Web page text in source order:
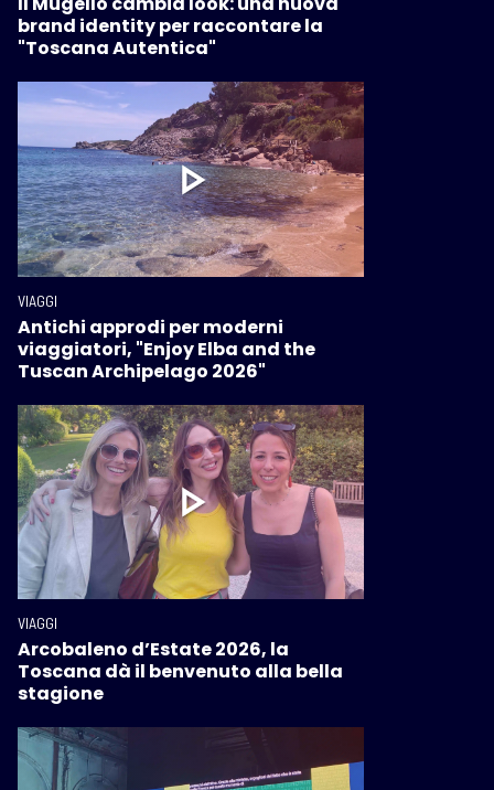
brand identity per raccontare la
"Toscana Autentica"
VIAGGI
Antichi approdi per moderni
viaggiatori, "Enjoy Elba and the
Tuscan Archipelago 2026"
VIAGGI
Arcobaleno d’Estate 2026, la
Toscana dà il benvenuto alla bella
stagione